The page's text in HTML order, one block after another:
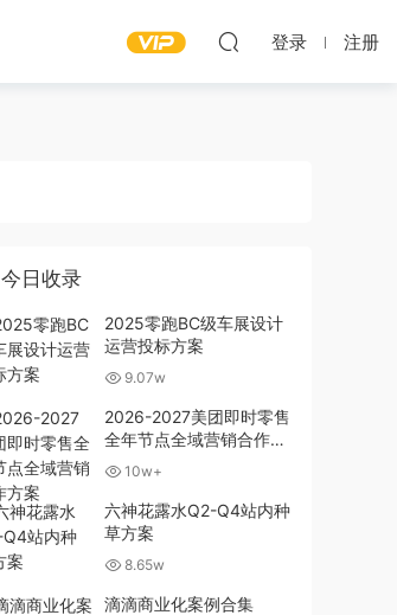
登录 注册
今日收录
2025零跑BC级车展设计
运营投标方案
9.07w
2026-2027美团即时零售
全年节点全域营销合作方
案 10w+
六神花露水Q2-Q4站内种
草方案
8.65w
滴滴商业化案例合集